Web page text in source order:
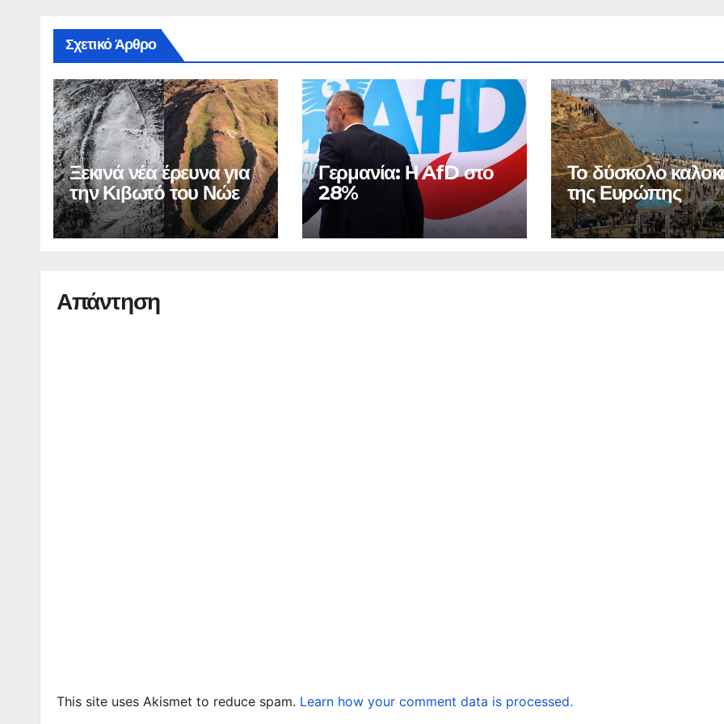
Σχετικό Άρθρο
Ξεκινά νέα έρευνα για
την Κιβωτό του Νώε
Γερμανία: Η AfD στο
28%
Το δύσκολο
της Ευρώπης
Απάντηση
This site uses Akismet to reduce spam. Learn how your comment data is processed.